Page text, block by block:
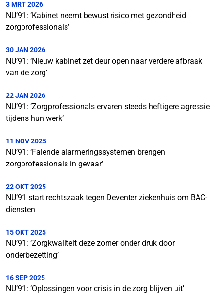
3 MRT 2026
NU’91: ‘Kabinet neemt bewust risico met gezondheid
zorgprofessionals’
30 JAN 2026
NU’91: ‘Nieuw kabinet zet deur open naar verdere afbraak
van de zorg’
22 JAN 2026
NU’91: ‘Zorgprofessionals ervaren steeds heftigere agressie
tijdens hun werk’
11 NOV 2025
NU’91: ‘Falende alarmeringssystemen brengen
zorgprofessionals in gevaar’
22 OKT 2025
NU’91 start rechtszaak tegen Deventer ziekenhuis om BAC-
diensten
15 OKT 2025
NU’91: ‘Zorgkwaliteit deze zomer onder druk door
onderbezetting’
16 SEP 2025
NU’91: ‘Oplossingen voor crisis in de zorg blijven uit’